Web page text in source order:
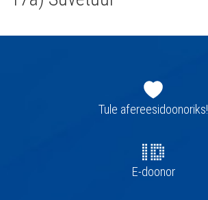
navigatsioonTule afereesidoonoriks!
E-doonor